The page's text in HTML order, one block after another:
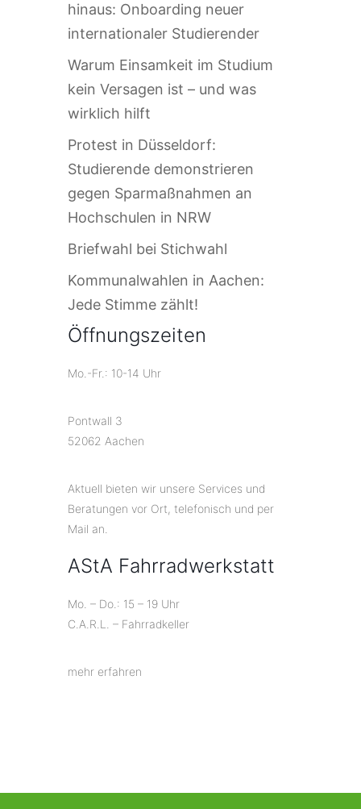
hinaus: Onboarding neuer
internationaler Studierender
Warum Einsamkeit im Studium
kein Versagen ist – und was
wirklich hilft
Protest in Düsseldorf:
Studierende demonstrieren
gegen Sparmaßnahmen an
Hochschulen in NRW
Briefwahl bei Stichwahl
Kommunalwahlen in Aachen:
Jede Stimme zählt!
Öffnungszeiten
Mo.-Fr.: 10-14 Uhr
Pontwall 3
52062 Aachen
Aktuell bieten wir unsere Services und
Beratungen vor Ort, telefonisch und per
Mail an.
AStA Fahrradwerkstatt
Mo. – Do.: 15 – 19 Uhr
C.A.R.L. – Fahrradkeller
mehr erfahren